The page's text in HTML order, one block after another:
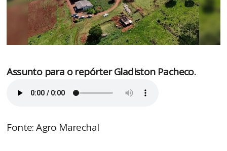
Assunto para o repórter Gladiston Pacheco.
Fonte: Agro Marechal